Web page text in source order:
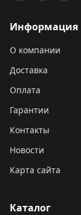
Информация
О компании
Доставка
Оплата
Гарантии
Контакты
Новости
Карта сайта
Каталог